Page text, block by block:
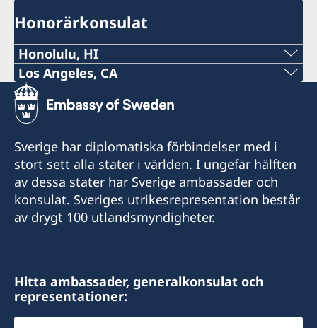
Honorärkonsulat
Honolulu, HI
Tel:
+1 (808) 528-4777
honolulu@consulateofsweden.org
841 Bishop Street, Suite #801
Honolulu, HI 96813
Öppettider: måndag-fredag kl 10.30-15.30.
Los Angeles, CA
Tel:
+1 (424) 372-3444
E-post:
losangeles@consulateofsweden.org
11766 Wilshire Boulevard, Suite #250
Öppettider: kl 08.00-17.00, lunchstängt 12.00-
Sverige har diplomatiska förbindelser med i
stort sett alla stater i världen. I ungefär hälften
av dessa stater har Sverige ambassader och
konsulat. Sveriges utrikesrepresentation består
av drygt 100 utlandsmyndigheter.
Hitta ambassader, generalkonsulat och
representationer:
Välj